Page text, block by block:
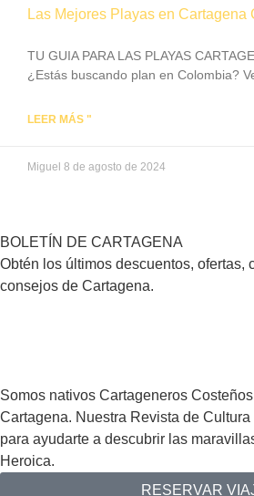
Las Mejores Playas en Cartagena
TU GUIA PARA LAS PLAYAS
¿Estás buscando plan en Colombia?
LEER MÁS "
Miguel 8 de agosto de 2024
BOLETÍN DE CARTAGENA
Obtén los últimos descuentos, ofertas,
consejos de Cartagena.
Somos nativos Cartageneros
Cartagena. Nuestra Revista de
para ayudarte a descubrir las
Heroica.
RESERVAR